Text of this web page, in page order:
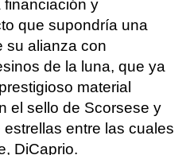
financiación y
que supondría una
su alianza con
de la luna, que ya
material
el sello de Scorsese y
entre las cuales
DiCaprio.